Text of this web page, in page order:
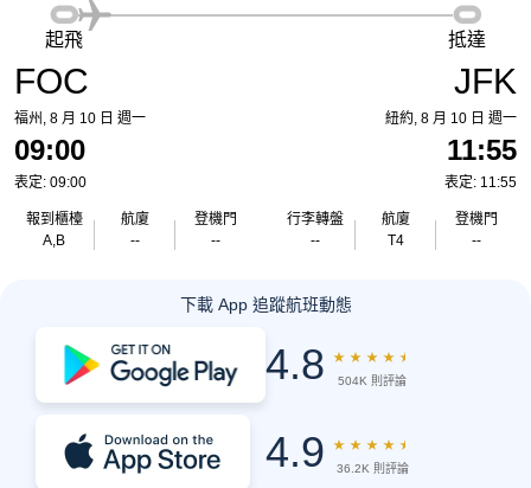
FOC
福州, 8 月 10 日 週一
09:00
表定: 09:00
報到櫃檯
A,B
航廈
--
登機門
--
起飛 抵達
JFK
紐約, 8 月 10 日 週一
11:55
表定: 11:55
行李轉盤
--
航廈
T4
登機門
--
下載 App 追蹤航班動態
4.8 ★ ★ ★ ★ ★
504K 則評論
4.9 ★ ★ ★ ★ ★
36.2K 則評論